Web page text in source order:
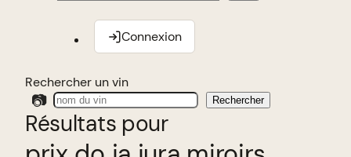
Connexion
Rechercher un vin
📷 Rechercher
Résultats pour